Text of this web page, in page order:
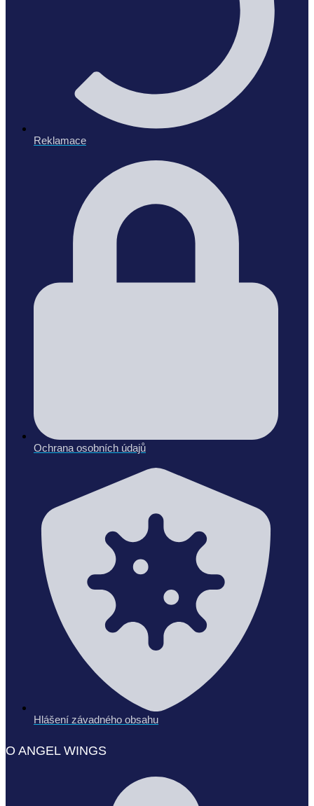
Reklamace
Ochrana osobních údajů
Hlášení závadného obsahu
O ANGEL WINGS